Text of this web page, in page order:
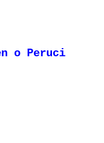
o Peruci